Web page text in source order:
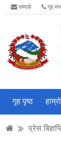
Accessibility
Mode
गर्नुहोस्
मुख्य
सामाग्री
मुख्य
नेभिगेसन
वेबसाइट
खोजमा
सम्पर्क गृह
गृह पृष्ठ
प्रेस